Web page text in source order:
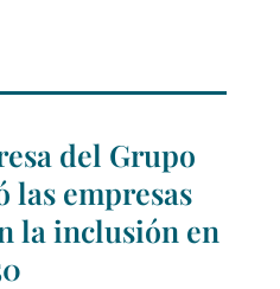
del Grupo
las empresas
la inclusión en